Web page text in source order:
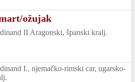
ožujak
II Aragonski, španski kralj.
I., njemačko-rimski car, ugarsko-